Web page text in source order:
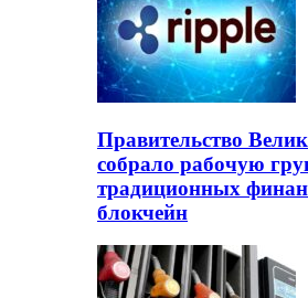
Правительство
собрало рабочую
традиционных
блокчейн